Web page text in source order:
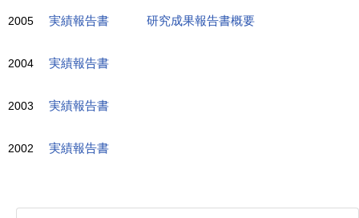
2005 実績報告書 研究成果報告書概要
2004 実績報告書
2003 実績報告書
2002 実績報告書